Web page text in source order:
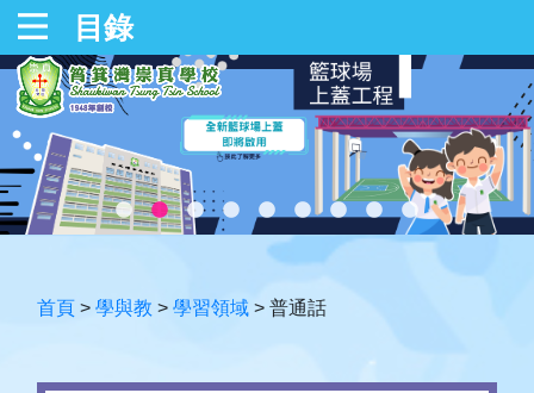
目錄
首頁 > 學與教 > 學習領域 > 普通話